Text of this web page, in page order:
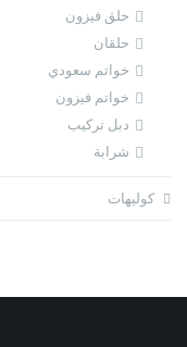
حلق فيزون
حلقان
خواتم سعودي
خواتم فيزون
دبل تركيب
شرابة
كوليهات